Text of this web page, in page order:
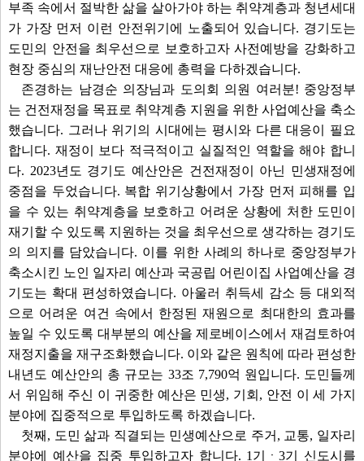
부족 속에서 절박한 삶을 살아가야 하는 취약계층과 청년세대
가 가장 먼저 이런 안전위기에 노출되어 있습니다. 경기도는
도민의 안전을 최우선으로 보호하고자 사전예방을 강화하고
현장 중심의 재난안전 대응에 총력을 다하겠습니다.
존경하는 남경순 의장님과 도의회 의원 여러분! 중앙정부
는 건전재정을 목표로 취약계층 지원을 위한 사업예산을 축소
했습니다. 그러나 위기의 시대에는 평시와 다른 대응이 필요
합니다. 재정이 보다 적극적이고 실질적인 역할을 해야 합니
다. 2023년도 경기도 예산안은 건전재정이 아닌 민생재정에
중점을 두었습니다. 복합 위기상황에서 가장 먼저 피해를 입
을 수 있는 취약계층을 보호하고 어려운 상황에 처한 도민이
재기할 수 있도록 지원하는 것을 최우선으로 생각하는 경기도
의 의지를 담았습니다. 이를 위한 사례의 하나로 중앙정부가
축소시킨 노인 일자리 예산과 국공립 어린이집 사업예산을 경
기도는 확대 편성하였습니다. 아울러 취득세 감소 등 대외적
으로 어려운 여건 속에서 한정된 재원으로 최대한의 효과를
높일 수 있도록 대부분의 예산을 제로베이스에서 재검토하여
재정지출을 재구조화했습니다. 이와 같은 원칙에 따라 편성한
내년도 예산안의 총 규모는 33조 7,790억 원입니다. 도민들께
서 위임해 주신 이 귀중한 예산은 민생, 기회, 안전 이 세 가지
분야에 집중적으로 투입하도록 하겠습니다.
첫째, 도민 삶과 직결되는 민생예산으로 주거, 교통, 일자리
분야에 예산을 집중 투입하고자 합니다. 1기ㆍ3기 신도시를